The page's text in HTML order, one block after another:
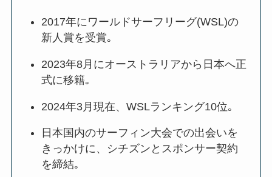
2017年にワールドサーフリーグ(WSL)の
新人賞を受賞｡
2023年8月にオーストラリアから日本へ正
式に移籍｡
2024年3月現在、WSLランキング10位｡
日本国内のサーフィン大会での出会いを
きっかけに、シチズンとスポンサー契約
を締結｡